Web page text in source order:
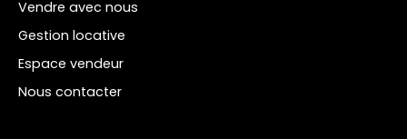
Vendre avec nous
Gestion locative
Espace vendeur
Nous contacter